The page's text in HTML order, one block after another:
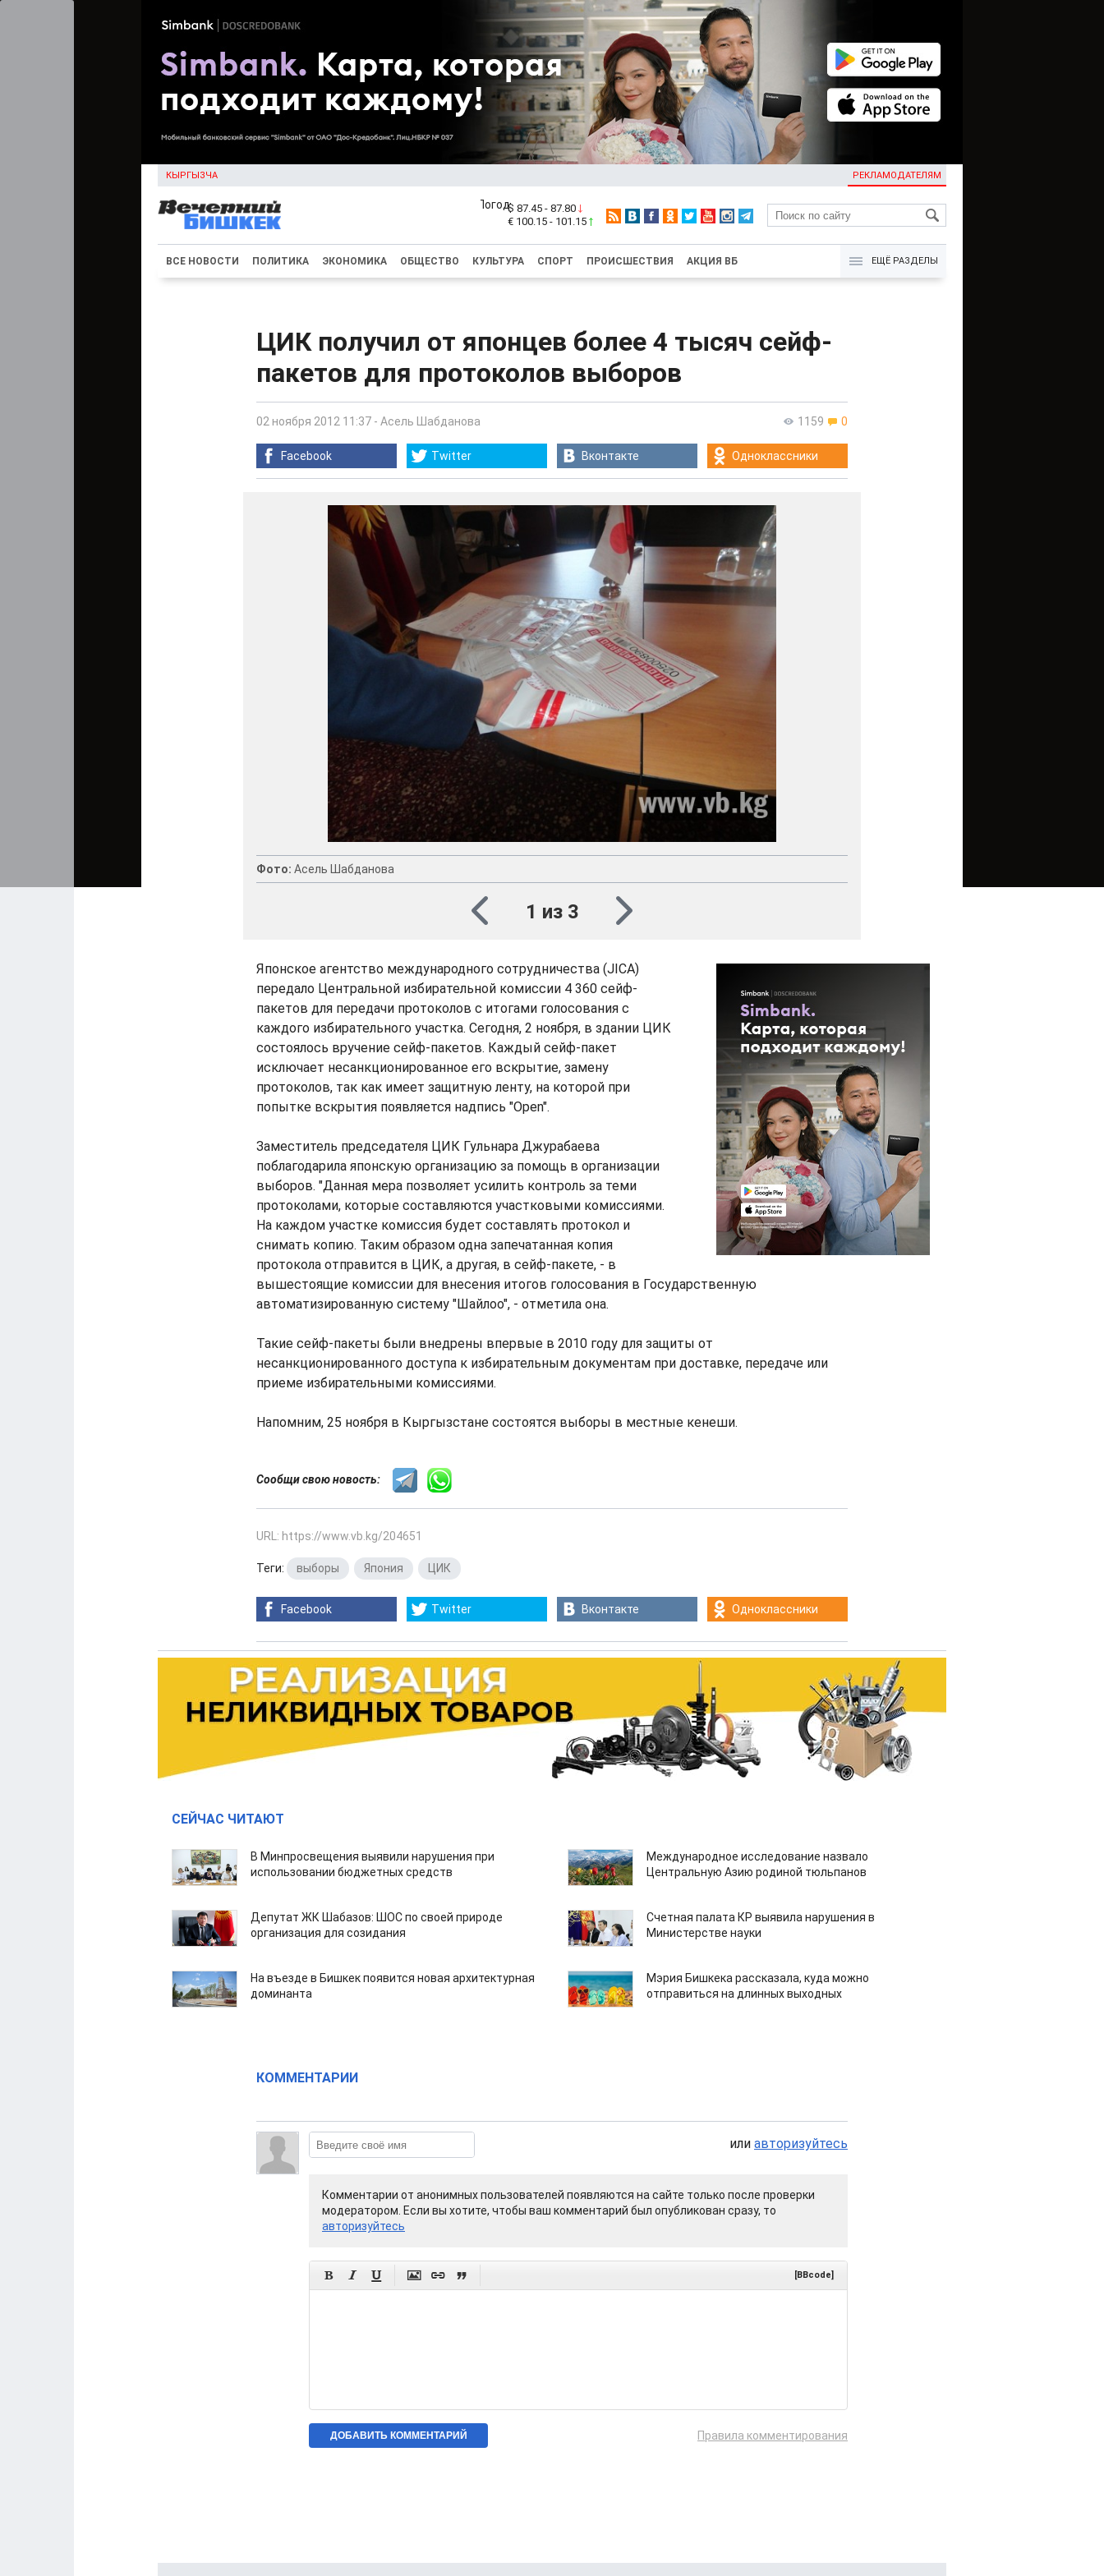
КЫРГЫЗЧА РЕКЛАМОДАТЕЛЯМ
KG
$ 87.45 - 87.80
€ 100.15 - 101.15
ВСЕ НОВОСТИ ПОЛИТИКА ЭКОНОМИКА ОБЩЕСТВО КУЛЬТУРА СПОРТ ПРОИСШЕСТВИЯ АКЦИЯ ВБ ЕЩЁ РАЗДЕЛЫ
ЦИК получил от японцев более 4 тысяч сейф-
пакетов для протоколов выборов
1159 0
02 ноября 2012 11:37 - Асель Шабданова
Facebook Twitter Вконтакте Одноклассники
Фото: Асель Шабданова
1 из 3
Японское агентство международного сотрудничества (JICA)
передало Центральной избирательной комиссии 4 360 сейф-
пакетов для передачи протоколов с итогами голосования с
каждого избирательного участка. Сегодня, 2 ноября, в здании ЦИК
состоялось вручение сейф-пакетов. Каждый сейф-пакет
исключает несанкционированное его вскрытие, замену
протоколов, так как имеет защитную ленту, на которой при
попытке вскрытия появляется надпись "Open".
Заместитель председателя ЦИК Гульнара Джурабаева
поблагодарила японскую организацию за помощь в организации
выборов. "Данная мера позволяет усилить контроль за теми
протоколами, которые составляются участковыми комиссиями.
На каждом участке комиссия будет составлять протокол и
снимать копию. Таким образом одна запечатанная копия
протокола отправится в ЦИК, а другая, в сейф-пакете, - в
вышестоящие комиссии для внесения итогов голосования в Государственную
автоматизированную систему "Шайлоо", - отметила она.
Такие сейф-пакеты были внедрены впервые в 2010 году для защиты от
несанкционированного доступа к избирательным документам при доставке, передаче или
приеме избирательными комиссиями.
Напомним, 25 ноября в Кыргызстане состоятся выборы в местные кенеши.
Сообщи свою новость:
URL: https://www.vb.kg/204651
Теги: выборы Япония ЦИК
Facebook Twitter Вконтакте Одноклассники
СЕЙЧАС ЧИТАЮТ
В Минпросвещения выявили нарушения при
использовании бюджетных средств
Международное исследование назвало
Центральную Азию родиной тюльпанов
Депутат ЖК Шабазов: ШОС по своей природе
организация для созидания
Счетная палата КР выявила нарушения в
Министерстве науки
На въезде в Бишкек появится новая архитектурная
доминанта
Мэрия Бишкека рассказала, куда можно
отправиться на длинных выходных
КОММЕНТАРИИ
или авторизуйтесь
Комментарии от анонимных пользователей появляются на сайте только после проверки
модератором. Если вы хотите, чтобы ваш комментарий был опубликован сразу, то
авторизуйтесь
      [BBcode]
Правила комментирования